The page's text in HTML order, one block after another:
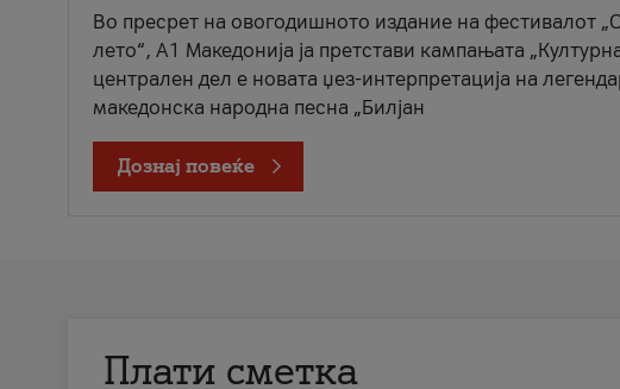
Во пресрет на овогодишното издание на фестивалот
лето“, А1 Македонија ја претстави кампањата
централен дел е новата џез-интерпретација на
македонска народна песна „Билјан
Дознај повеќе
Плати сметка